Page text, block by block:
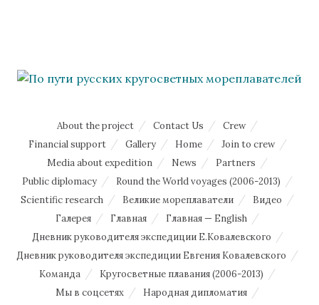
About the project Contact Us
Crew
Financial support
Gallery Home
Join to crew
Media about expedition
News
Partners
Public diplomacy
Round the World voyages (2006-2013)
Scientific research
Великие мореплаватели
Видео
Галерея
Главная
Главная — English
Дневник руководителя экспедиции Е.Ковалевского
Дневник руководителя экспедиции Евгения Ковалевского
Команда
Кругосветные плавания (2006-2013)
Мы в соцсетях
Народная дипломатия